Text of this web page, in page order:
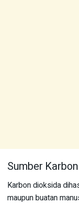
Sumber
Karbon dioksida
maupun buatan